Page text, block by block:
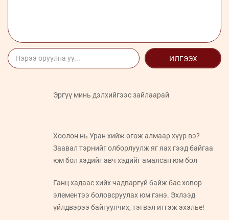
ИЛГЭЭХ
Эргүү минь дэлхийгээс зайлаарай
Хоолон нь Уран хийж өгөж алмаар хүүр вэ?
Заавал тэрнийг олборлуулж яг яах гээд байгаа
юм бол хэдийг авч хэдийг амалсан юм бол
Ганц хадаас хийх чадваргүй байж бас ховор
элементээ боловсруулах юм гэнэ. Эхлээд
үйлдвэрээ байгуулчих, тэгвэл итгэж эхэлье!